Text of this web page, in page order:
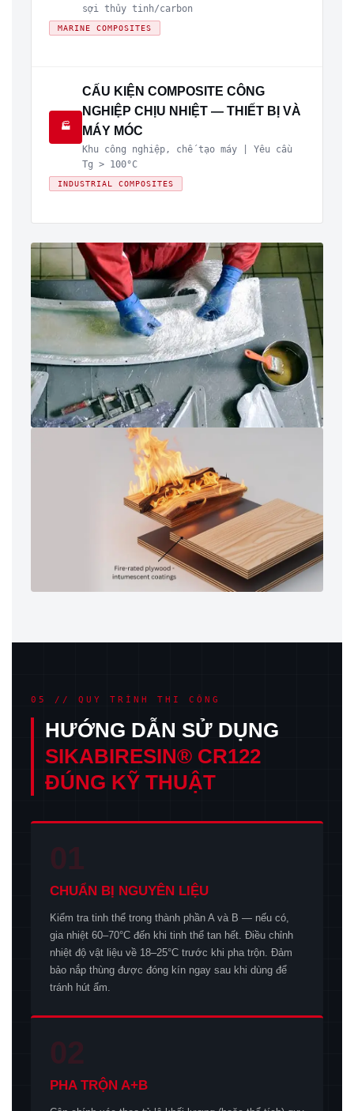
sợi thủy tinh/carbon
MARINE COMPOSITES
🏭
CẤU KIỆN COMPOSITE CÔNG
NGHIỆP CHỊU NHIỆT — THIẾT BỊ VÀ
MÁY MÓC
Khu công nghiệp, chế tạo máy | Yêu cầu
Tg > 100°C
INDUSTRIAL COMPOSITES
05 // QUY TRÌNH THI CÔNG
HƯỚNG DẪN SỬ DỤNG
SIKABIRESIN® CR122
ĐÚNG KỸ THUẬT
01
CHUẨN BỊ NGUYÊN LIỆU
Kiểm tra tinh thể trong thành phần A và B — nếu có,
gia nhiệt 60–70°C đến khi tinh thể tan hết. Điều chỉnh
nhiệt độ vật liệu về 18–25°C trước khi pha trộn. Đảm
bảo nắp thùng được đóng kín ngay sau khi dùng để
tránh hút ẩm.
02
PHA TRỘN A+B